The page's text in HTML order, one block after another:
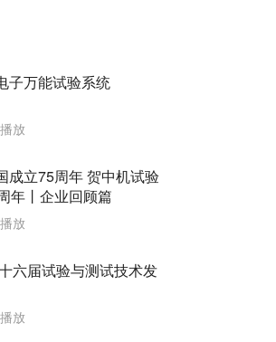
子万能试验系统
放
成立75周年 贺中机试验
年丨企业回顾篇
放
六届试验与测试技术发
放